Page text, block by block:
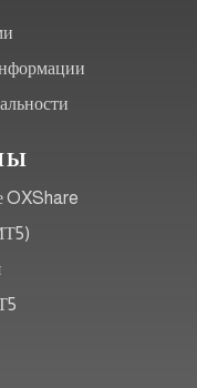
OXShare